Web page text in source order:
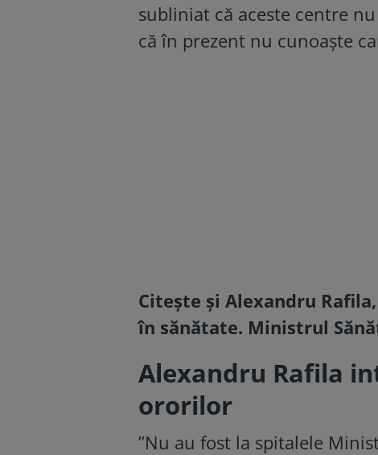
subliniat că aceste centre
că în prezent nu cunoaşte
Citește și Alexandru
în sănătate. Ministrul
Alexandru Rafila
ororilor
”Nu au fost la spitalele